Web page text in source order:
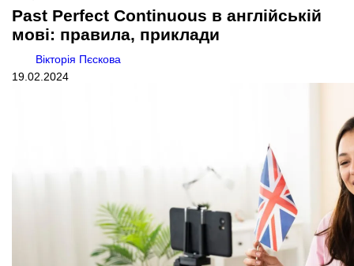
Past Perfect Continuous в англійській
мові: правила, приклади
Вікторія Пєскова
19.02.2024